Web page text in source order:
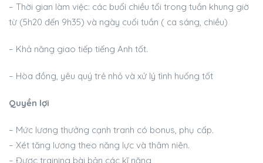
– Thời gian làm việc: các buổi chiều tối trong tuần khung giờ
từ (5h20 đến 9h35) và ngày cuối tuần ( ca sáng, chiều)
– Khả năng giao tiếp tiếng Anh tốt.
– Hòa đồng, yêu quý trẻ nhỏ và xử lý tình huống tốt
Quyền lợi
– Mức lương thưởng cạnh tranh có bonus, phụ cấp.
– Xét tăng lương theo năng lực và thâm niên.
– Được training bài bản các kĩ năng